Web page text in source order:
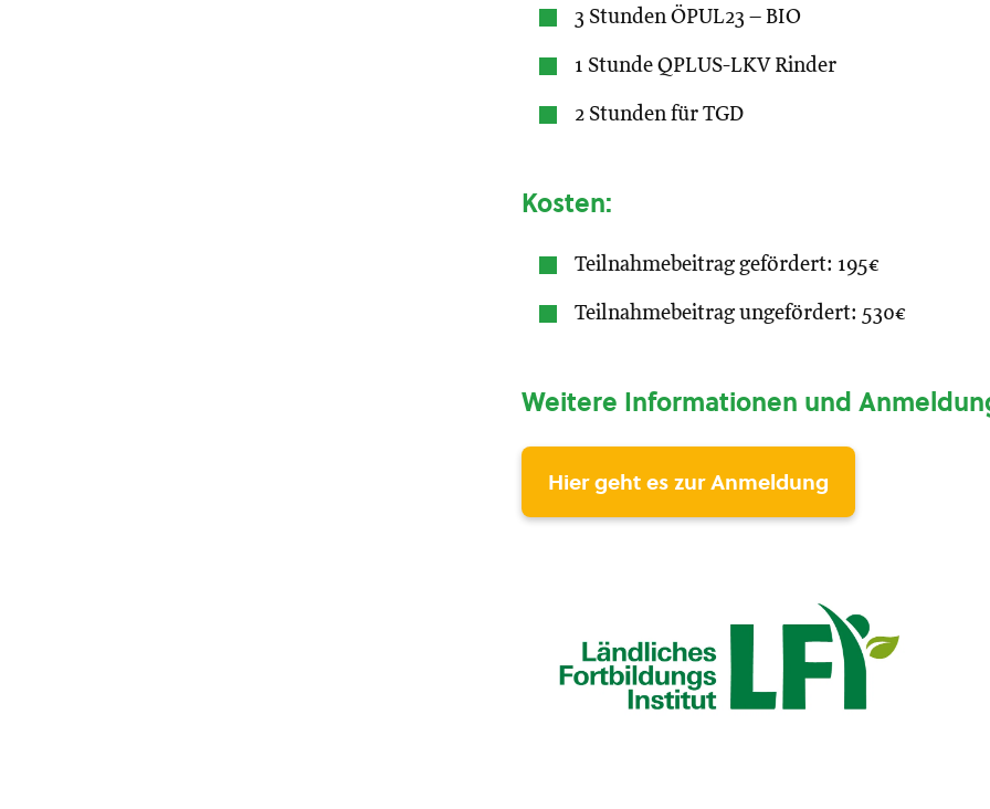
3 Stunden ÖPUL23 – BIO
1 Stunde QPLUS-LKV Rinder
2 Stunden für TGD
Kosten:
Teilnahmebeitrag gefördert: 195€
Teilnahmebeitrag ungefördert: 530€
Weitere Informationen und
Hier geht es zur Anmeldung